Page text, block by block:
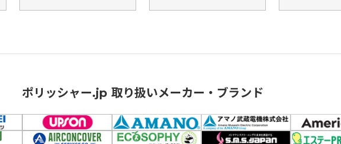
ポリッシャー.jp 取り扱いメーカー・ブランド